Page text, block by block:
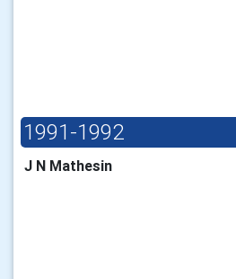
1991-1992
J N Mathesin